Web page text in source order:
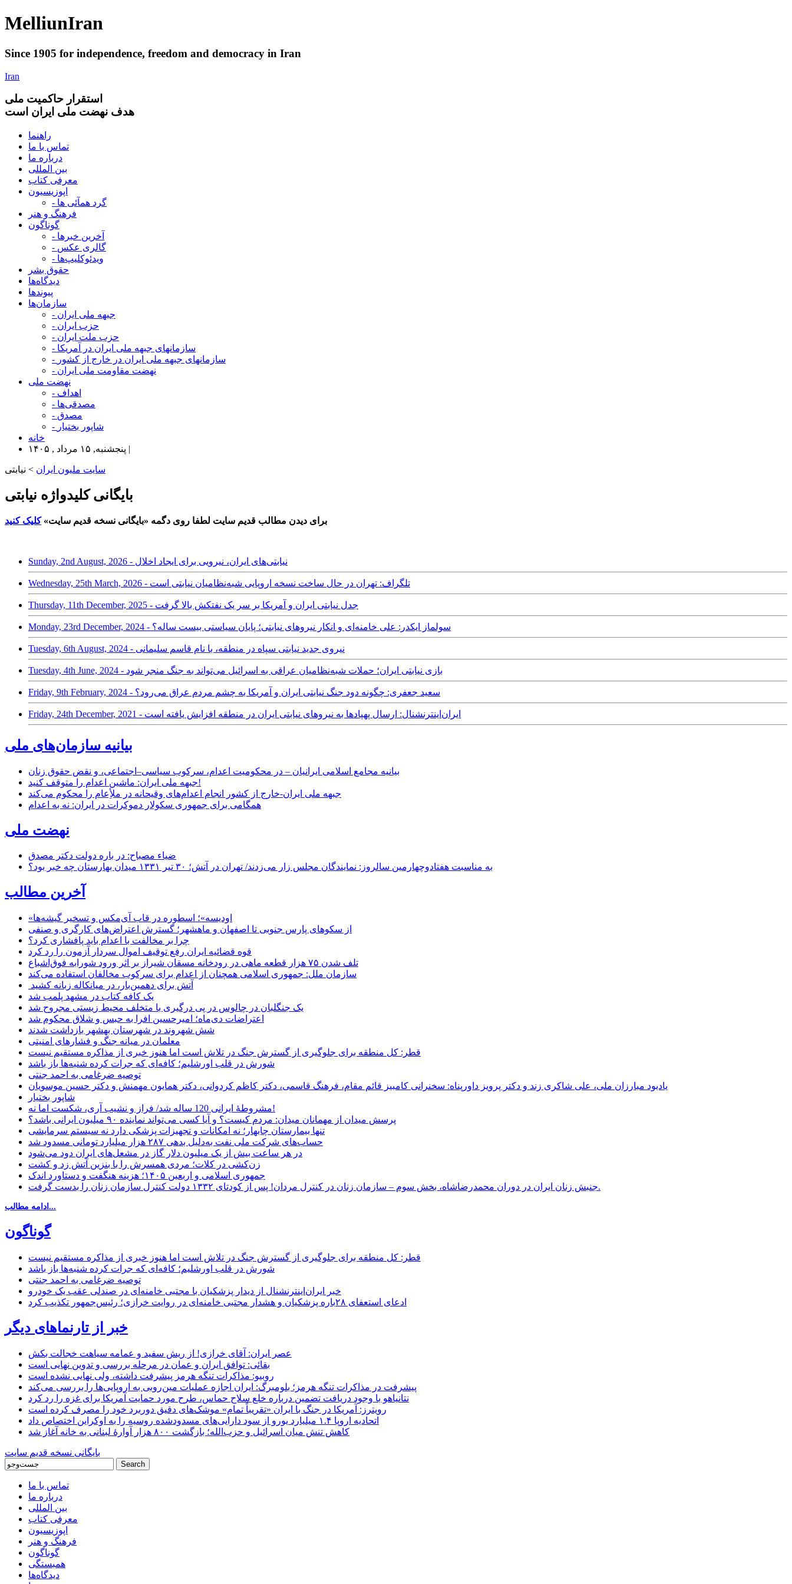
MelliunIran
Since 1905 for independence, freedom and democracy in Iran
Iran
استقرار حاکميت ملی
هدف نهضت ملی ایران است
راهنما
تماس با ما
درباره ما
بین المللی
معرفی کتاب
اپوزیسیون
- گرد همآئی ها
فرهنگ و هنر
گوناگون
- آخرین خبرها
- گالری عکس
- ویدئوکلیپ‌ها
حقوق بشر
دیدگاه‌ها
پیوندها
سازمان‌ها
- جبهه ملی ایران
- حزب ایران
- حزب ملت ایران
- سازمانهای جبهه ملی ایران در آمریکا
- سازمانهای جبهه ملی ایران در خارج از کشور
- نهضت مقاومت ملی ایران
نهضت ملی
- اهداف
- مصدقی‌ها
- مصدق
- شاپور بختیار
خانه
پنجشنبه, ۱۵ مرداد , ۱۴۰۵ |
سایت ملیون ایران > نیابتی
بایگانی کلیدواژه نیابتی
برای دیدن مطالب قدیم سایت لطفا روی دگمه «بایگانی نسخه قدیم سایت»کلیک کنید
Sunday, 2nd August, 2026 - نیابتی‌های ایران، نیرویی برای ایجاد اخلال
Wednesday, 25th March, 2026 - تلگراف: تهران در حال ساخت نسخه اروپایی شبه‌نظامیان نیابتی است
Thursday, 11th December, 2025 - جدل نیابتی ایران و آمریکا بر سر یک نفتکش بالا گرفت
Monday, 23rd December, 2024 - سولماز ایکدر: علی خامنه‌ای و انکار نیروهای نیابتی؛ پایان سیاستی بیست ساله؟
Tuesday, 6th August, 2024 - نیروی جدید نیابتی سپاه در منطقه، با نام قاسم سلیمانی
Tuesday, 4th June, 2024 - بازی نیابتی ایران؛ حملات شبه‌نظامیان عراقی به اسرائیل می‌تواند به جنگ منجر شود
Friday, 9th February, 2024 - سعید جعفری: چگونه دود جنگ نیابتی ایران و آمریکا به چشم مردم عراق می‌رود؟
Friday, 24th December, 2021 - ایران‌اینترنشنال: ارسال پهپادها به نیروهای نیابتی ایران در منطقه افزایش یافته است
بیانیه سازمان‌های ملی
بیانیه مجامع اسلامی ایرانیان – در محکومیت اعدام، سرکوب سیاسی–اجتماعی، و نقض حقوق زنان
جبهه ملی ایران: ماشین اعدام را متوقف کنید!
جبهه ملی ایران-خارج از کشور انجام اعدام‌های وقیحانه در ملأِعام را محکوم می‌کند
همگامی برای جمهوری سکولار دموکرات در ایران: نه به اعدام
نهضت ملی
ضیاء مصباح: در باره دولت دکتر مصدق
به مناسبت هفتادوچهارمین سالروز: نمایندگان مجلس زار می‌زدند/ تهران در آتش؛ ۳۰ تیر ۱۳۳۱ میدان بهارستان چه خبر بود؟
آخرین مطالب
«اودیسه»؛ اسطوره در قاب آی‌مکس و تسخیر گیشه‌ها
از سکوهای پارس جنوبی تا اصفهان و ماهشهر؛ گسترش اعتراض‌های کارگری و صنفی
چرا بر مخالفت با اعدام باید پافشاری کرد؟
قوه قضائیه ایران رفع توقیف اموال سردار آزمون را رد کرد
تلف شدن ۷۵ هزار قطعه ماهی در رودخانه مسقان شیراز بر اثر ورود شورابه فوق‌اشباع
سازمان ملل: جمهوری اسلامی همچنان از اعدام برای سرکوب مخالفان استفاده می‌کند
آتش برای دهمین‌بار، در میانکاله زبانه کشید
یک کافه کتاب در مشهد پلمب شد
یک جنگلبان در چالوس در پی درگیری با متخلف محیط زیستی مجروح شد
اعتراضات دی‌ماه؛ امیرحسین افرا به حبس و شلاق محکوم شد
شش شهروند در شهرستان بهشهر بازداشت شدند
معلمان در میانه جنگ و فشارهای امنیتی
قطر: کل منطقه برای جلوگیری از گسترش جنگ در تلاش است اما هنوز خبری از مذاکره مستقیم نیست
شورش در قلب اورشلیم؛ کافه‌ای که جرات کرده شنبه‌ها باز باشد
توصیه ضرغامی به احمد جنتی
یادبود مبارزان ملی، علی شاکری زند و دکتر پرویز داورپناه: سخنرانی کامبیز قائم مقام، فرهنگ قاسمی، دکتر کاظم کردوانی، دکتر همایون مهمنش و دکتر حسین موسویان
شاپور بختیار
مشروطۀ ایرانی 120 ساله شد/ فراز و نشیب آری، شکست اما نه!
پرسش میدان از مهمانان میدان: مردم کیست؟ و آیا کسی می‌تواند نماینده ۹۰ میلیون ایرانی باشد؟
تنها بیمارستان چابهار؛ نه امکانات و تجهیزات پزشکی دارد نه سیستم سرمایشی
حساب‌های شرکت ملی نفت به‌دلیل بدهی ۲۸۷ هزار میلیارد تومانی مسدود شد
در هر ساعت بیش از یک میلیون دلار گاز در مشعل‌های ایران دود می‌شود
زن‌کشی در کلات؛ مردی همسرش را با بنزین آتش زد و کشت
جمهوری اسلامی و اربعین ۱۴۰۵؛ هزینه هنگفت و دستاورد اندک
جنبش زنان ایران در دوران محمدرضاشاه، بخش سوم – سازمان زنان در کنترل مردان! پس از کودتای ۱۳۳۲ دولت کنترل سازمان زنان را بدست گرفت.
ادامه مطالب...
گوناگون
قطر: کل منطقه برای جلوگیری از گسترش جنگ در تلاش است اما هنوز خبری از مذاکره مستقیم نیست
شورش در قلب اورشلیم؛ کافه‌ای که جرات کرده شنبه‌ها باز باشد
توصیه ضرغامی به احمد جنتی
خبر ایران‌اینترنشنال از دیدار پزشکیان با مجتبی خامنه‌ای در صندلی عقب یک خودرو
ادعای استعفای ۲۸باره پزشکیان و هشدار مجتبی خامنه‌ای در روایت خرازی؛ رئیس‌جمهور تکذیب کرد
خبر از تارنماهای دیگر
عصر ایران: آقای خرازی! از ریش سفید و عمامه سیاهت خجالت بکش
بقائی: توافق ایران و عمان در مرحله بررسی و تدوین نهایی است
روبیو: مذاکرات تنگه هرمز پیشرفت داشته، ولی نهایی نشده است
پیشرفت در مذاکرات تنگه هرمز؛ بلومبرگ: ایران اجازه عملیات مین‌روبی به اروپایی‌ها را بررسی می‌کند
نتانیاهو با وجود دریافت تضمین درباره خلع سلاح حماس، طرح مورد حمایت آمریکا برای غزه را رد کرد
رویترز: آمریکا در جنگ با ایران «تقریباً تمام» موشک‌های دقیق دوربرد خود را مصرف کرده است
اتحادیه اروپا ۱.۴ میلیارد یورو از سود دارایی‌های مسدودشده روسیه را به اوکراین ‏اختصاص داد
کاهش تنش میان اسرائیل و حزب‌الله؛ بازگشت ۸۰۰ هزار آوارۀ لبنانی به خانه‌ آغاز شد
بایگانی نسخه قدیم سایت
تماس با ما
درباره ما
بین المللی
معرفی کتاب
اپوزیسیون
فرهنگ و هنر
گوناگون
همبستگی
دیدگاه‌ها